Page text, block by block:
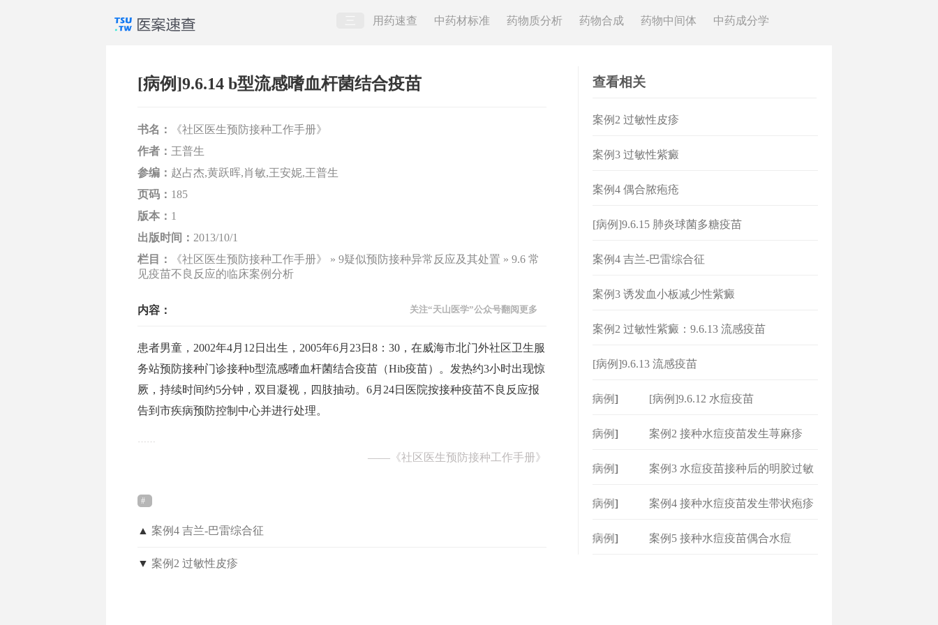
用药速查 中药材标准 药物质分析 药物合成 药物中间体 中药成分学
[病例]9.6.14 b型流感嗜血杆菌结合疫苗
书名：
《社区医生预防接种工作手册》
作者： 王普生
参编： 赵占杰,黄跃晖,肖敏,王安妮,王普生
页码： 185
版本： 1
出版时间： 2013/10/1
栏目：
《社区医生预防接种工作手册》 » 9疑似预防接种异常反应及其处置 » 9.6 常
见疫苗不良反应的临床案例分析
内容： 关注“天山医学”公众号翻阅更多
患者男童，2002年4月12日出生，2005年6月23日8：30，在威海市北门外社区卫生服
务站预防接种门诊接种b型流感嗜血杆菌结合疫苗（Hib疫苗）。发热约3小时出现惊
厥，持续时间约5分钟，双目凝视，四肢抽动。6月24日医院按接种疫苗不良反应报
告到市疾病预防控制中心并进行处理。
—— 《社区医生预防接种工作手册》
▲ 案例4 吉兰-巴雷综合征
▼ 案例2 过敏性皮疹
查看相关
案例2 过敏性皮疹
案例3 过敏性紫癜
案例4 偶合脓疱疮
[病例]9.6.15 肺炎球菌多糖疫苗
案例4 吉兰-巴雷综合征
案例3 诱发血小板减少性紫癜
案例2 过敏性紫癜：9.6.13 流感疫苗
[病例]9.6.13 流感疫苗
病例] [病例]9.6.12 水痘疫苗
病例] 案例2 接种水痘疫苗发生荨麻疹
病例]
案例3 水痘疫苗接种后的明胶过敏
病例] 案例4 接种水痘疫苗发生带状疱疹
病例] 案例5 接种水痘疫苗偶合水痘